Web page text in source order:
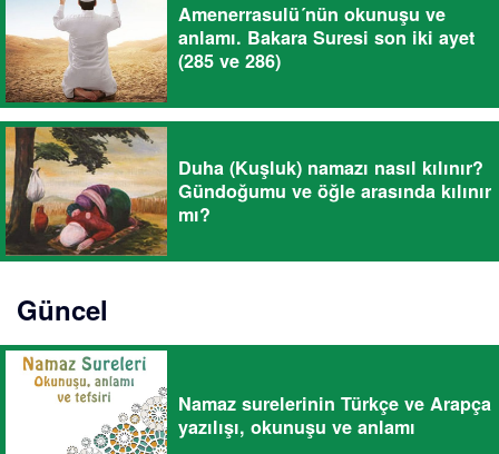
Amenerrasulü´nün okunuşu ve
anlamı. Bakara Suresi son iki ayet
(285 ve 286)
Duha (Kuşluk) namazı nasıl kılınır?
Gündoğumu ve öğle arasında kılınır
mı?
Güncel
Namaz surelerinin Türkçe ve Arapça
yazılışı, okunuşu ve anlamı